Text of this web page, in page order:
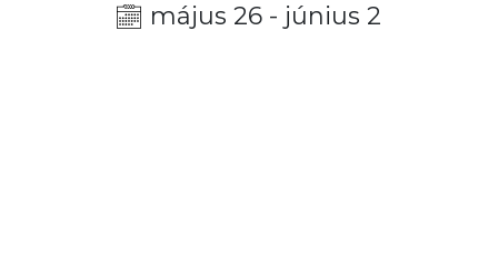
május 26 - június 2